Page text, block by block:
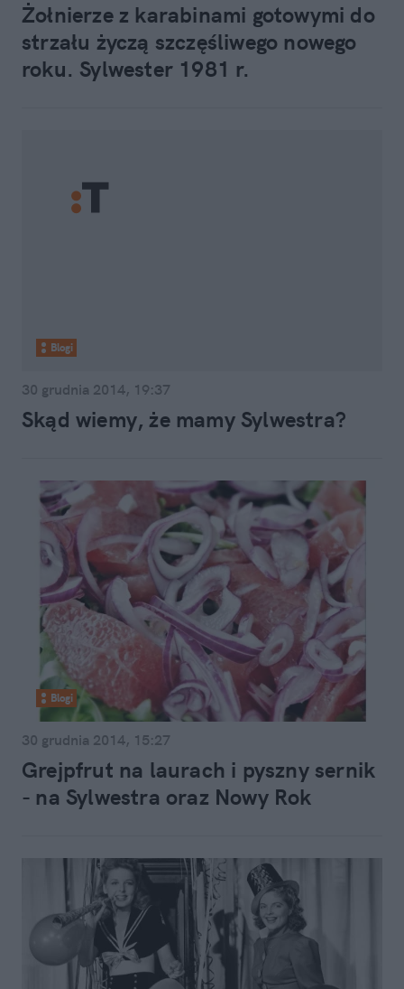
Żołnierze z karabinami gotowymi do
strzału życzą szczęśliwego nowego
roku. Sylwester 1981 r.
Blogi
30 grudnia 2014, 19:37
Skąd wiemy, że mamy Sylwestra?
Blogi
30 grudnia 2014, 15:27
Grejpfrut na laurach i pyszny sernik
- na Sylwestra oraz Nowy Rok